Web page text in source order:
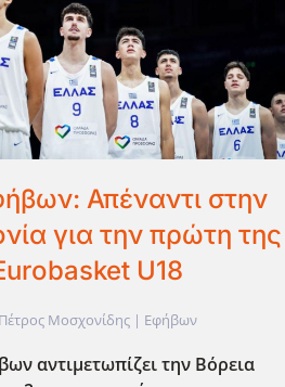
Απέναντι στην
για την πρώτη της
U18
Μοσχονίδης | Εφήβων
αντιμετωπίζει την Βόρεια